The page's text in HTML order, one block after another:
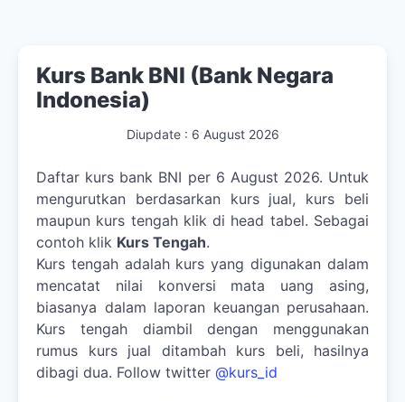
Kurs Bank BNI (Bank Negara
Indonesia)
Diupdate : 6 August 2026
Daftar kurs bank BNI per 6 August 2026. Untuk
mengurutkan berdasarkan kurs jual, kurs beli
maupun kurs tengah klik di head tabel. Sebagai
contoh klik Kurs Tengah.
Kurs tengah adalah kurs yang digunakan dalam
mencatat nilai konversi mata uang asing,
biasanya dalam laporan keuangan perusahaan.
Kurs tengah diambil dengan menggunakan
rumus kurs jual ditambah kurs beli, hasilnya
dibagi dua. Follow twitter @kurs_id